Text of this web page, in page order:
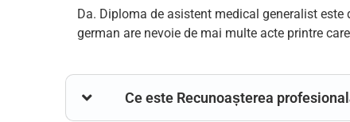
Da. Diploma de asistent medical generalist
german are nevoie de mai multe acte printre
Ce este Recunoașterea